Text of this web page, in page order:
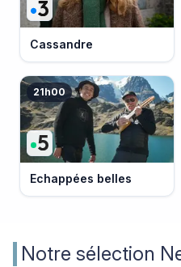
Cassandre
21h00
Echappées belles
Notre sélection